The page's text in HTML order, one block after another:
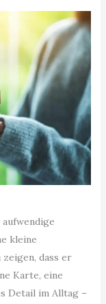
kleine
dass er
Karte, eine
Detail im Alltag –